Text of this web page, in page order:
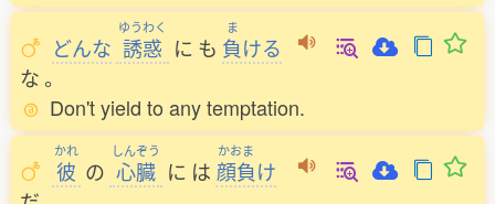
どんな
ゆうわく
誘惑 に も
ま
負ける
な。
Don't yield to any temptation.
かれ
彼 の
しんぞう
心臓 に は
かおま
顔負け